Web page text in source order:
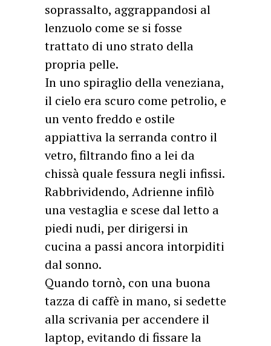
soprassalto, aggrappandosi al
lenzuolo come se si fosse
trattato di uno strato della
propria pelle.
In uno spiraglio della veneziana,
il cielo era scuro come petrolio, e
un vento freddo e ostile
appiattiva la serranda contro il
vetro, filtrando fino a lei da
chissà quale fessura negli infissi.
Rabbrividendo, Adrienne infilò
una vestaglia e scese dal letto a
piedi nudi, per dirigersi in
cucina a passi ancora intorpiditi
dal sonno.
Quando tornò, con una buona
tazza di caffè in mano, si sedette
alla scrivania per accendere il
laptop, evitando di fissare la